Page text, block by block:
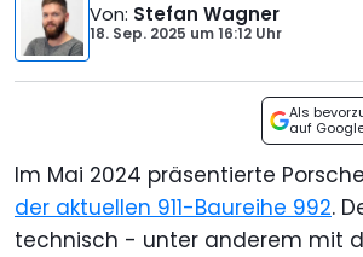
Von: Stefan Wagner
18. Sep. 2025 um16:12 Uhr
Als
auf
Im Mai 2024 präsentierte Porsche
der aktuellen 911-Baureihe 992.
technisch - unter anderem mit